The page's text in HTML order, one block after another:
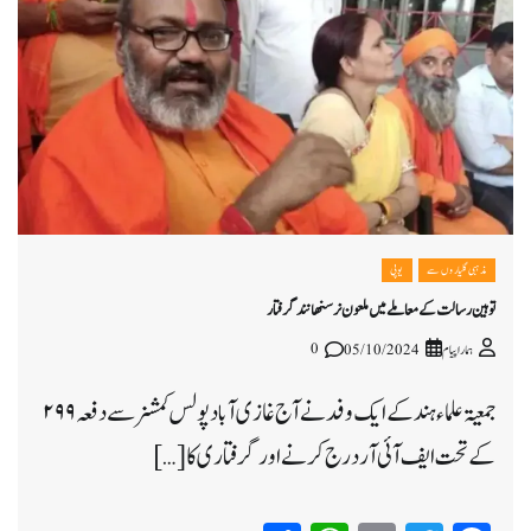
مذہبی گلیاروں سے یوپی
توہین رسالت کے معاملے میں ملعون نرسنھانند گرفتار
ہمارا پیام 05/10/2024
0
جمعیۃ علماء ہند کے ایک وفد نے آج غازی آباد پولس کمشنر سے دفعہ ۲۹۹
کے تحت ایف آئی آر درج کرنے اور گرفتاری کا […]